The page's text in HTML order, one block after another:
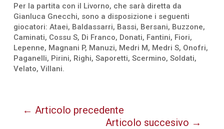
Per la partita con il Livorno, che sarà diretta da
Gianluca Gnecchi, sono a disposizione i seguenti
giocatori: Ataei, Baldassarri, Bassi, Bersani, Buzzone,
Caminati, Cossu S, Di Franco, Donati, Fantini, Fiori,
Lepenne, Magnani P, Manuzi, Medri M, Medri S, Onofri,
Paganelli, Pirini, Righi, Saporetti, Scermino, Soldati,
Velato, Villani.
← Articolo precedente
Articolo succesivo →